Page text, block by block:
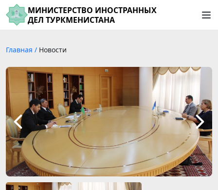
МИНИСТЕРСТВО ИНОСТРАННЫХ
ДЕЛ ТУРКМЕНИСТАНА
Главная / Новости